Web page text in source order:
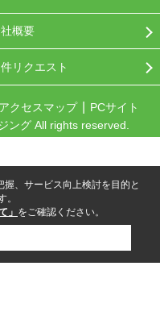
概要
リクエスト
アクセスマップ
PCサイト
グ All rights reserved.
、サービス向上検討を目的と
。
」 をご確認ください。